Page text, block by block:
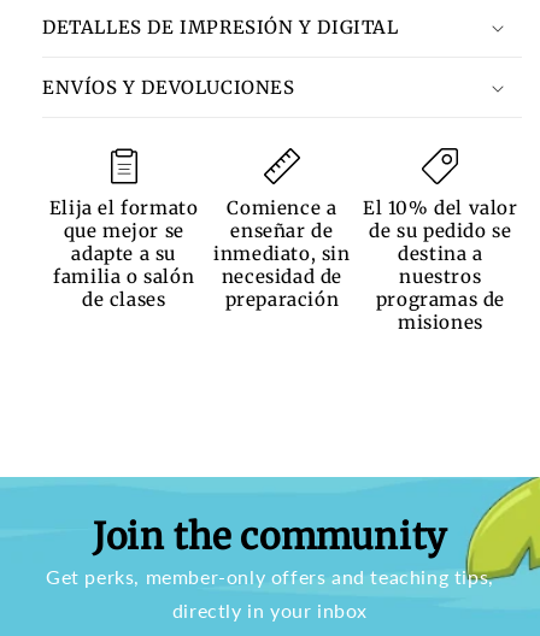
DETALLES DE IMPRESIÓN Y DIGITAL
ENVÍOS Y DEVOLUCIONES
Elija el formato
que mejor se
adapte a su
familia o salón
de clases
Comience a
enseñar de
inmediato, sin
necesidad de
preparación
El 10% del valor
de su pedido se
destina a
nuestros
programas de
misiones
Join the community
Get perks, member-only offers and teaching tips,
directly in your inbox